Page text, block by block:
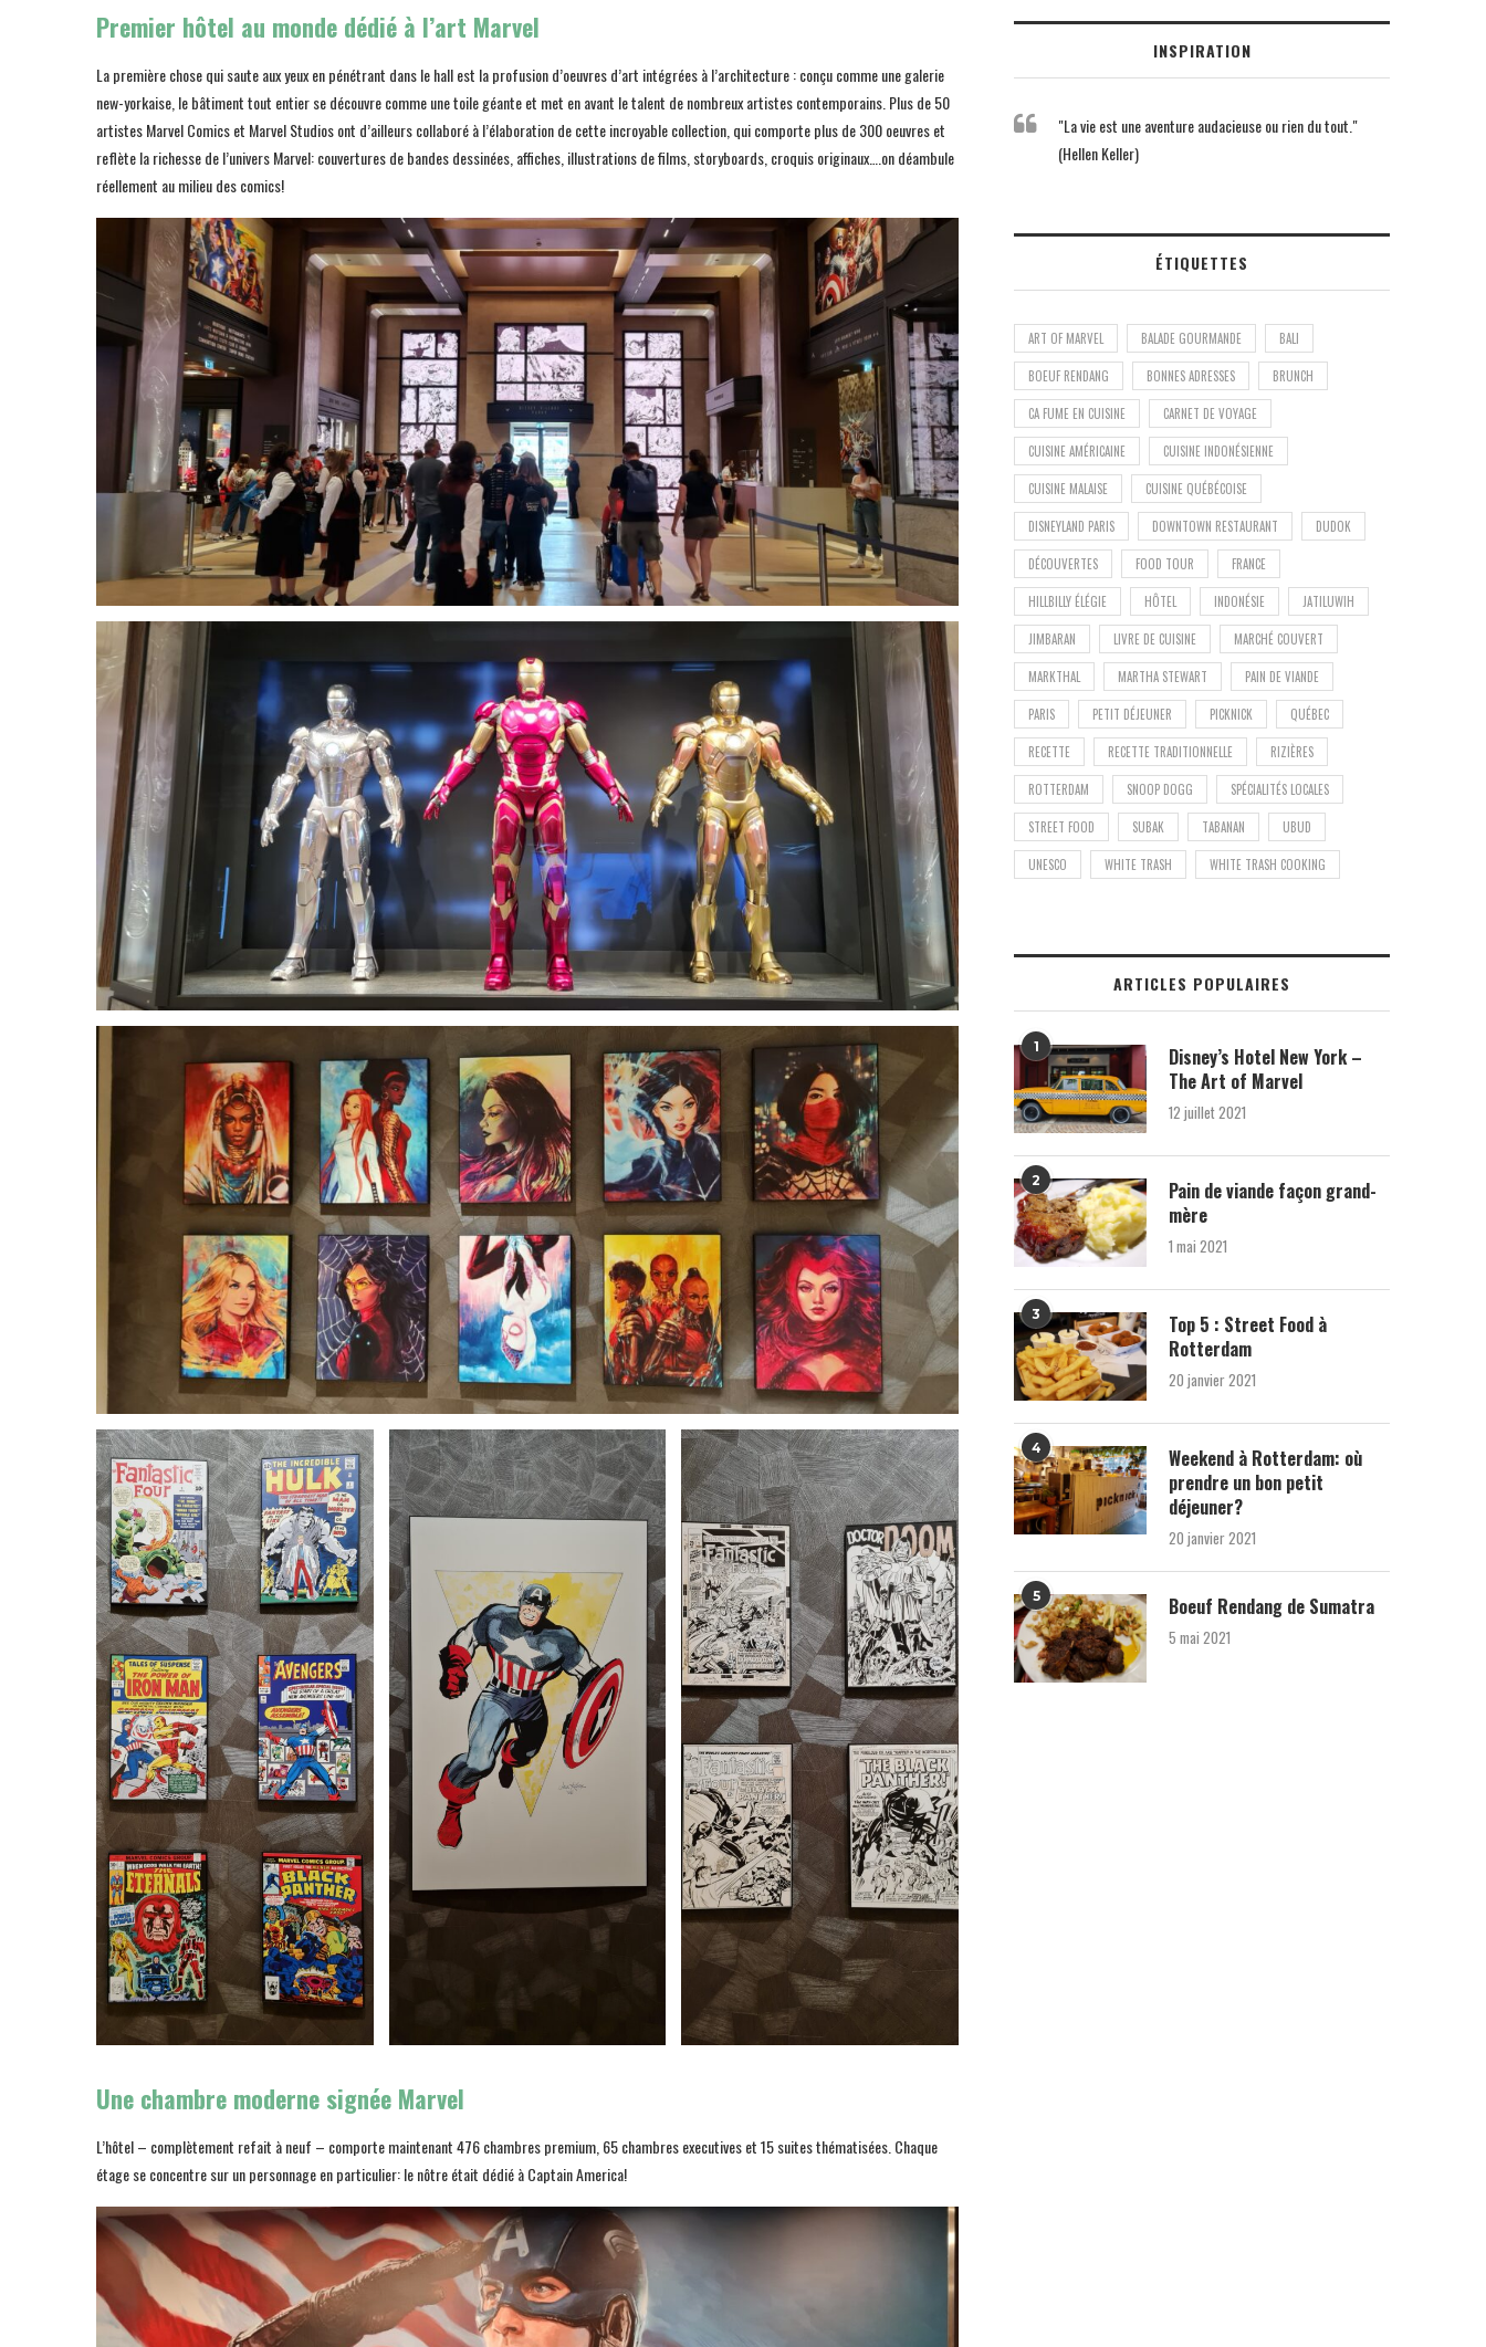
Premier hôtel au monde dédié à l’art Marvel
La première chose qui saute aux yeux en pénétrant dans le hall est la profusion d’oeuvres d’art intégrées à l’architecture : conçu comme une galerie
new-yorkaise, le bâtiment tout entier se découvre comme une toile géante et met en avant le talent de nombreux artistes contemporains. Plus de 50
artistes Marvel Comics et Marvel Studios ont d’ailleurs collaboré à l’élaboration de cette incroyable collection, qui comporte plus de 300 oeuvres et
reflète la richesse de l’univers Marvel: couvertures de bandes dessinées, affiches, illustrations de films, storyboards, croquis originaux….on déambule
réellement au milieu des comics!
Une chambre moderne signée Marvel
L’hôtel – complètement refait à neuf – comporte maintenant 476 chambres premium, 65 chambres executives et 15 suites thématisées. Chaque
étage se concentre sur un personnage en particulier: le nôtre était dédié à Captain America!
INSPIRATION
"La vie est une aventure audacieuse ou rien du tout."
(Hellen Keller)
ÉTIQUETTES
ART OF MARVEL BALADE GOURMANDE BALI
BOEUF RENDANG BONNES ADRESSES BRUNCH
CA FUME EN CUISINE CARNET DE VOYAGE
CUISINE AMÉRICAINE CUISINE INDONÉSIENNE
CUISINE MALAISE CUISINE QUÉBÉCOISE
DISNEYLAND PARIS DOWNTOWN RESTAURANT DUDOK
DÉCOUVERTES FOOD TOUR FRANCE
HILLBILLY ÉLÉGIE HÔTEL INDONÉSIE JATILUWIH
JIMBARAN LIVRE DE CUISINE MARCHÉ COUVERT
MARKTHAL MARTHA STEWART PAIN DE VIANDE
PARIS PETIT DÉJEUNER PICKNICK QUÉBEC
RECETTE RECETTE TRADITIONNELLE RIZIÈRES
ROTTERDAM SNOOP DOGG SPÉCIALITÉS LOCALES
STREET FOOD SUBAK TABANAN UBUD
UNESCO WHITE TRASH WHITE TRASH COOKING
ARTICLES POPULAIRES
1
Disney’s Hotel New York –
The Art of Marvel
12 juillet 2021
2
Pain de viande façon grand-
mère
1 mai 2021
3
Top 5 : Street Food à
Rotterdam
20 janvier 2021
4
Weekend à Rotterdam: où
prendre un bon petit
déjeuner?
20 janvier 2021
5 Boeuf Rendang de Sumatra
5 mai 2021